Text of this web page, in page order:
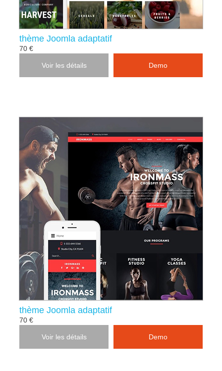
thème Joomla adaptatif
70 €
Voir les détails Demo
thème Joomla adaptatif
70 €
Voir les détails Demo